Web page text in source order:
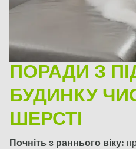
ПОРАДИ З
БУДИНКУ
ШЕРСТІ
Почніть з раннього віку: